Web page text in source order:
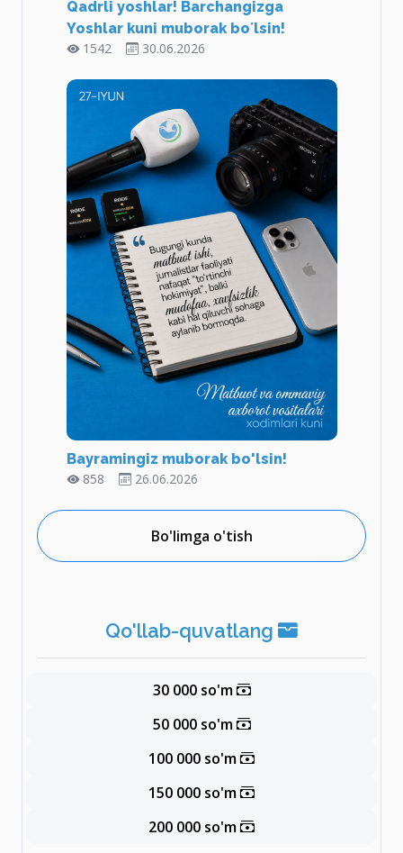
Qadrli yoshlar! Barchangizga
Yoshlar kuni muborak boʼlsin!
1542
30.06.2026
Bayramingiz muborak bo'lsin!
858
26.06.2026
Bo'limga o'tish
Qo'llab-quvatlang
30 000 so'm
50 000 so'm
100 000 so'm
150 000 so'm
200 000 so'm